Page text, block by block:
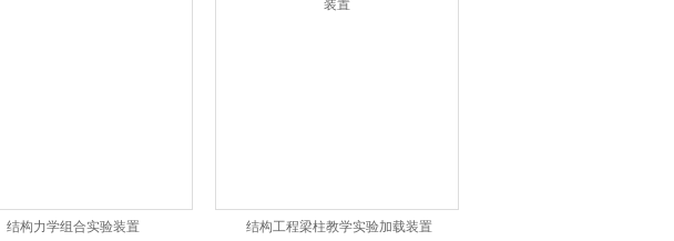
结构力学组合实验装置 结构工程梁柱教学实验加载装置